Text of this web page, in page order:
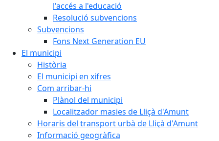
l'accés a l'educació
Resolució subvencions
Subvencions
Fons Next Generation EU
El municipi
Història
El municipi en xifres
Com arribar-hi
Plànol del municipi
Localitzador masies de Lliçà d'Amunt
Horaris del transport urbà de Lliçà d'Amunt
Informació geogràfica